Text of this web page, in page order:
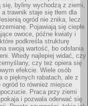
się, byliny wychodzą z ziemi,
trawnik staje się tłem dla
ogród nie znika, lecz
Pojawiają się ciepłe
owoce, późne kwiaty i
podkreśla strukturę
swoją wartość, bo odsłania
Wtedy najlepiej widać, czy
czy też opiera się
efekcie. Wiele osób
o pięknych rabatach, ale z
to również miejsce
Praca przy ziemi
i pozwala oderwać się